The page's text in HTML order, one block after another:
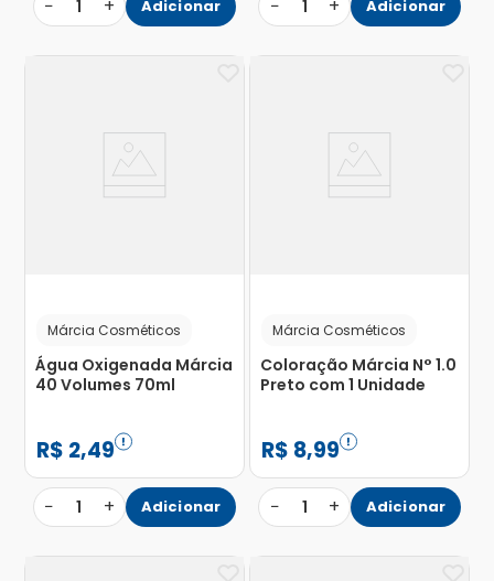
− 1 + Adicionar − 1 + Adicionar
Márcia Cosméticos
Água Oxigenada Márcia
40 Volumes 70ml
R$ 2,49
− 1 + Adicionar
Márcia Cosméticos
Coloração Márcia N° 1.0
Preto com 1 Unidade
R$ 8,99
− 1 + Adicionar